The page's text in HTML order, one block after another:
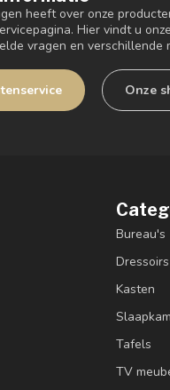
heeft over onze
Hier vindt u
vragen en verschillende
Onze
Bureau's
Dressoirs
Kasten
Tafels
TV